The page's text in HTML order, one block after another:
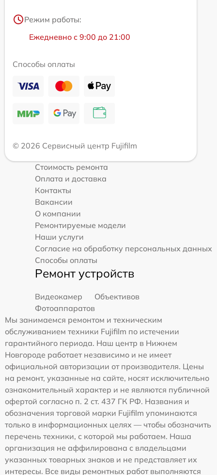
Режим работы:
Ежедневно с 9:00 до 21:00
Способы оплаты
© 2026 Сервисный центр Fujifilm
Стоимость ремонта
Оплата и доставка
Контакты
Вакансии
О компании
Ремонтируемые модели
Наши услуги
Согласие на обработку персональных данных
Способы оплаты
Ремонт устройств
Видеокамер
Объективов
Фотоаппаратов
Мы занимаемся ремонтом и техническим
обслуживанием техники Fujifilm по истечении
гарантийного периода. Наш центр в Нижнем
Новгороде работает независимо и не имеет
официальной авторизации от производителя. Цены
на ремонт, указанные на сайте, носят исключительно
ознакомительный характер и не являются публичной
офертой согласно п. 2 ст. 437 ГК РФ. Названия и
обозначения торговой марки Fujifilm упоминаются
только в информационных целях — чтобы обозначить
перечень техники, с которой мы работаем. Наша
организация не аффилирована с владельцами
указанных товарных знаков и не представляет их
интересы. Все виды ремонтных работ выполняются